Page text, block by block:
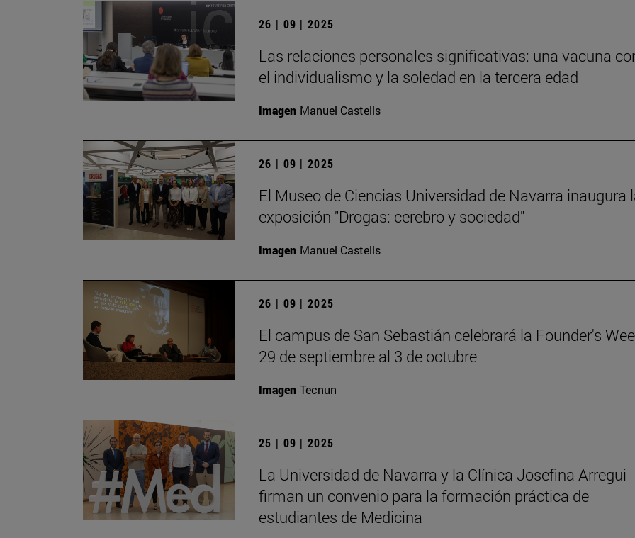
26 | 09 | 2025
Las relaciones personales significativas: una vacuna
el individualismo y la soledad en la tercera edad
Imagen Manuel Castells
26 | 09 | 2025
El Museo de Ciencias Universidad de Navarra inaugura
exposición "Drogas: cerebro y sociedad"
Imagen Manuel Castells
26 | 09 | 2025
El campus de San Sebastián celebrará la Founder's
29 de septiembre al 3 de octubre
Imagen Tecnun
25 | 09 | 2025
La Universidad de Navarra y la Clínica Josefina Arregui
firman un convenio para la formación práctica de
estudiantes de Medicina